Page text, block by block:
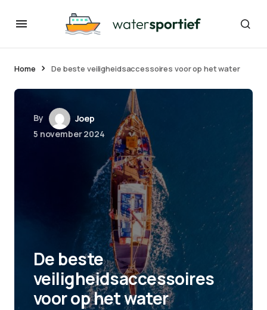
Home De beste veiligheidsaccessoires voor op het water
By
Joep
5 november 2024
De beste
veiligheidsaccessoires
voor op het water